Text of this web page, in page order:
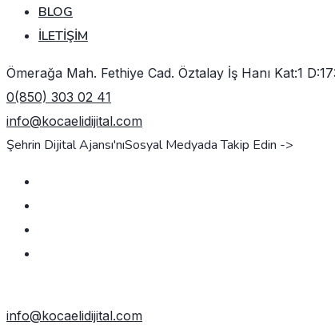
BLOG
İLETIŞIM
Ömerağa Mah. Fethiye Cad. Öztalay İş Hanı Kat:1
0(850) 303 02 41
info@kocaelidijital.com
Şehrin Dijital Ajansı'nıSosyal Medyada Takip Edin ->
info@kocaelidijital.com